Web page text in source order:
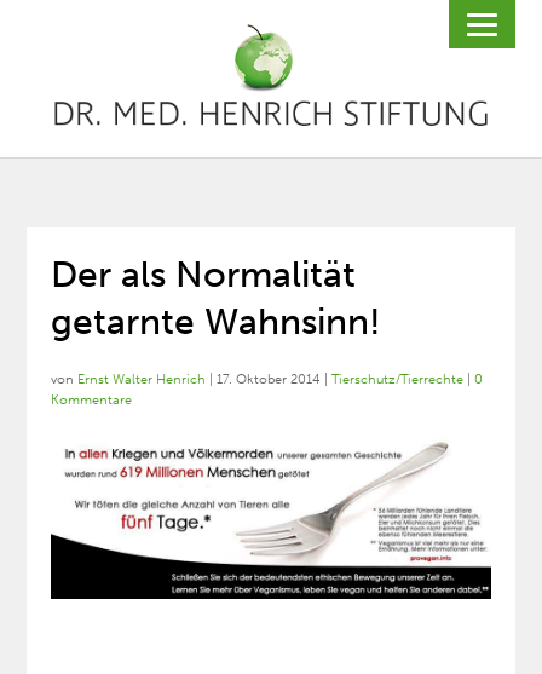
Der als Normalität
getarnte Wahnsinn!
von Ernst Walter Henrich |17. Oktober 2014 |Tierschutz/Tierrechte |0
Kommentare